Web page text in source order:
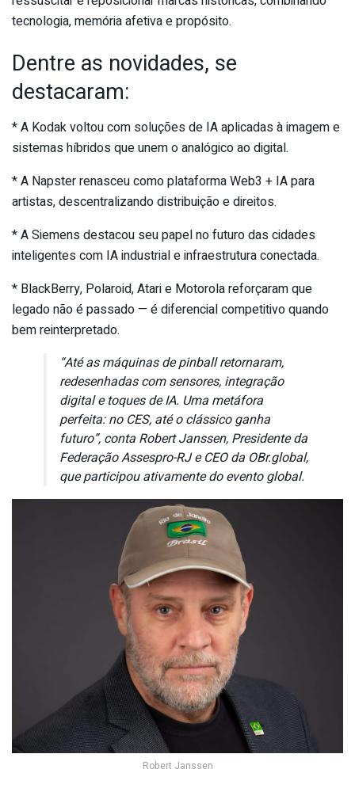
tecnologia, memória afetiva e propósito.
Dentre as novidades, se
destacaram:
* A Kodak voltou com soluções de IA aplicadas à imagem e
sistemas híbridos que unem o analógico ao digital.
* A Napster renasceu como plataforma Web3 + IA para
artistas, descentralizando distribuição e direitos.
* A Siemens destacou seu papel no futuro das cidades
inteligentes com IA industrial e infraestrutura conectada.
* BlackBerry, Polaroid, Atari e Motorola reforçaram que
legado não é passado — é diferencial competitivo quando
bem reinterpretado.
“Até as máquinas de pinball retornaram,
redesenhadas com sensores, integração
digital e toques de IA. Uma metáfora
perfeita: no CES, até o clássico ganha
futuro”, conta Robert Janssen, Presidente da
Federação Assespro-RJ e CEO da OBr.global,
que participou ativamente do evento global.
Robert Janssen